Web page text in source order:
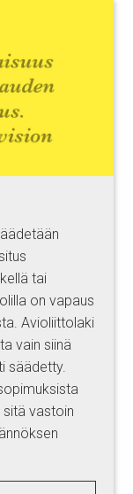
tai
on vapaus
Avioliittolaki
vain siinä
säädetty.
sitä vastoin